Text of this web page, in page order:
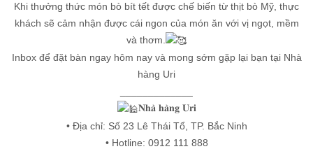
Khi thưởng thức món bò bít tết được chế biến từ thịt bò Mỹ, thực
khách sẽ cảm nhận được cái ngon của món ăn với vị ngọt, mềm
và thơm.
Inbox để đặt bàn ngay hôm nay và mong sớm gặp lại bạn tại Nhà
hàng Uri
𝐍𝐡𝐚̀ 𝐡𝐚̀𝐧𝐠 𝐔𝐫𝐢
• Địa chỉ: Số 23 Lê Thái Tổ, TP. Bắc Ninh
• Hotline: 0912 111 888